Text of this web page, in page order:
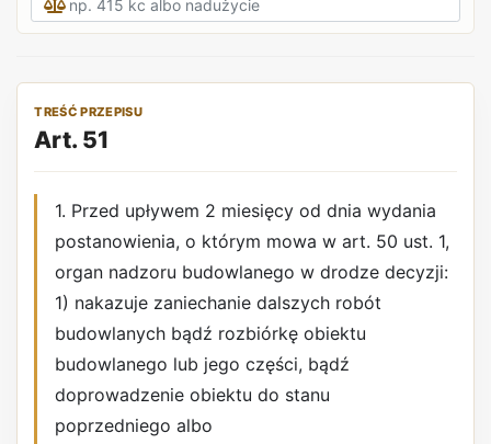
TREŚĆ PRZEPISU
Art. 51
1. Przed upływem 2 miesięcy od dnia wydania
postanowienia, o którym mowa w art. 50 ust. 1,
organ nadzoru budowlanego w drodze decyzji:
1) nakazuje zaniechanie dalszych robót
budowlanych bądź rozbiórkę obiektu
budowlanego lub jego części, bądź
doprowadzenie obiektu do stanu
poprzedniego albo